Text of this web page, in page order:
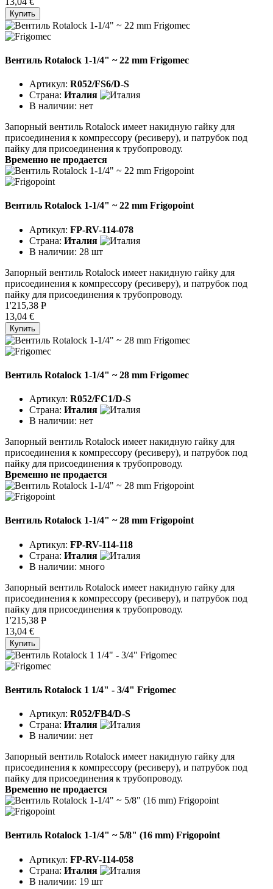
Купить
Вентиль Rotalock 1-1/4" ~ 22 mm Frigomec
Артикул: R052/FS6/D-S
Страна: Италия
В наличии: нет
Запорный вентиль Rotalock имеет накидную гайку для
присоединения к компрессору (ресиверу), и патрубок под
пайку для присоединения к трубопроводу.
Временно не продается
Вентиль Rotalock 1-1/4" ~ 22 mm Frigopoint
Артикул: FP-RV-114-078
Страна: Италия
В наличии: 28 шт
Запорный вентиль Rotalock имеет накидную гайку для
присоединения к компрессору (ресиверу), и патрубок под
пайку для присоединения к трубопроводу.
1'215,38 P
13,04 €
Купить
Вентиль Rotalock 1-1/4" ~ 28 mm Frigomec
Артикул: R052/FC1/D-S
Страна: Италия
В наличии: нет
Запорный вентиль Rotalock имеет накидную гайку для
присоединения к компрессору (ресиверу), и патрубок под
пайку для присоединения к трубопроводу.
Временно не продается
Вентиль Rotalock 1-1/4" ~ 28 mm Frigopoint
Артикул: FP-RV-114-118
Страна: Италия
В наличии: много
Запорный вентиль Rotalock имеет накидную гайку для
присоединения к компрессору (ресиверу), и патрубок под
пайку для присоединения к трубопроводу.
1'215,38 P
13,04 €
Купить
Вентиль Rotalock 1 1/4" - 3/4" Frigomec
Артикул: R052/FB4/D-S
Страна: Италия
В наличии: нет
Запорный вентиль Rotalock имеет накидную гайку для
присоединения к компрессору (ресиверу), и патрубок под
пайку для присоединения к трубопроводу.
Временно не продается
Вентиль Rotalock 1-1/4" ~ 5/8" (16 mm) Frigopoint
Артикул: FP-RV-114-058
Страна: Италия
В наличии: 19 шт